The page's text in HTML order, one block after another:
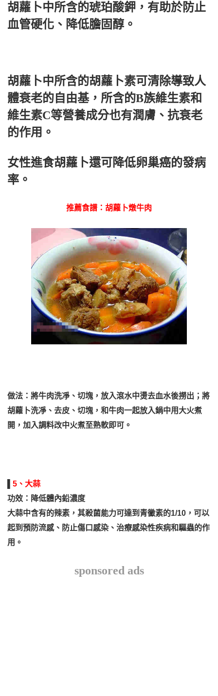
胡蘿卜中所含的琥珀酸鉀，有助於防止
血管硬化、降低膽固醇。
胡蘿卜中所含的胡蘿卜素可清除導致人
體衰老的自由基，所含的B族維生素和
維生素C等營養成分也有潤膚、抗衰老
的作用。
女性進食胡蘿卜還可降低卵巢癌的發病
率。
推薦食譜：胡蘿卜燉牛肉
做法：將牛肉洗凈、切塊，放入滾水中燙去血水後撈出；將
胡蘿卜洗凈、去皮、切塊，和牛肉一起放入鍋中用大火煮
開，加入調料改中火煮至熟軟即可。
5、大蒜
功效：降低體內鉛濃度
大蒜中含有的辣素，其殺菌能力可達到青黴素的1/10，可以
起到預防流感、防止傷口感染、治療感染性疾病和驅蟲的作
用。
sponsored ads